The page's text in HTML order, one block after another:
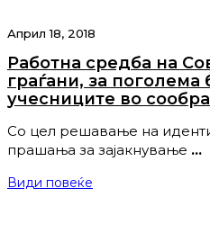
Април 18, 2018
Работна средба на
граѓани, за поголема
учесниците во
Со цел решавање на
прашања за зајакнување …
Види повеќе